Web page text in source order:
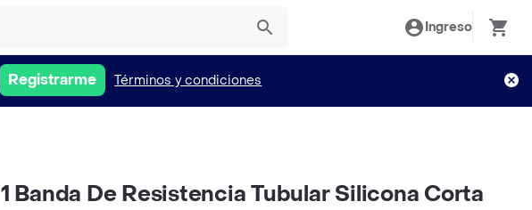
Ingreso
Registrarme Términos y condiciones
1 Banda De Resistencia Tubular Silicona Corta